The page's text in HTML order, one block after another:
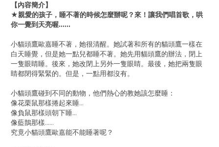
【內容簡介】
★親愛的孩子，睡不著的時候怎麼辦呢？來！讓我們唱首歌，哄
你一覺到天亮喔……
小貓頭鷹歐嘉睡不著，她很清醒。她試著和所有的貓頭鷹一樣在
白天睡覺，但是她一點兒都睡不著。她先用貓頭鷹的辦法，閉上
一隻眼睛睡。後來，她改閉上另外一隻眼睛。最後，她把兩隻眼
睛都閉得緊緊的。但是，一點用都沒有。
小貓頭鷹碰到不同的動物，他們熱心的教她該怎麼睡：
像花栗鼠那樣捲起來睡…
像負鼠那樣頭朝下睡…
像藍鵲那樣……
究竟小貓頭鷹歐嘉能不能睡著呢？